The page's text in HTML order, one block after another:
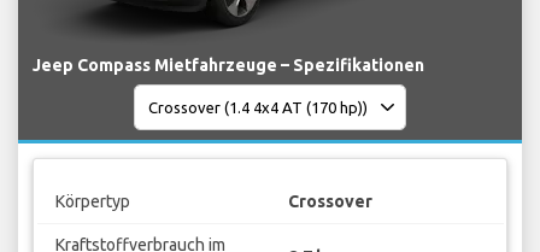
Jeep Compass Mietfahrzeuge – Spezifikationen
Körpertyp Crossover
Kraftstoffverbrauch im